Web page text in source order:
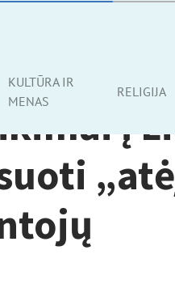
KULTŪRA IR
MENAS
RELIGIJA
į